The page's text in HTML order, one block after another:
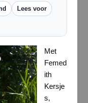
Lees voor
Met
Femed
ith
Kersje
s,